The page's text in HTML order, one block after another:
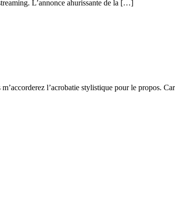
L’annonce ahurissante de la […]
l’acrobatie stylistique pour le propos.